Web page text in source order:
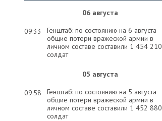
06 августа
09:33
Генштаб: по состоянию на 6 августа
общие потери вражеской армии в
личном составе составили 1 454 210
солдат
05 августа
09:58
Генштаб: по состоянию на 5 августа
общие потери вражеской армии в
личном составе составили 1 452 880
солдат